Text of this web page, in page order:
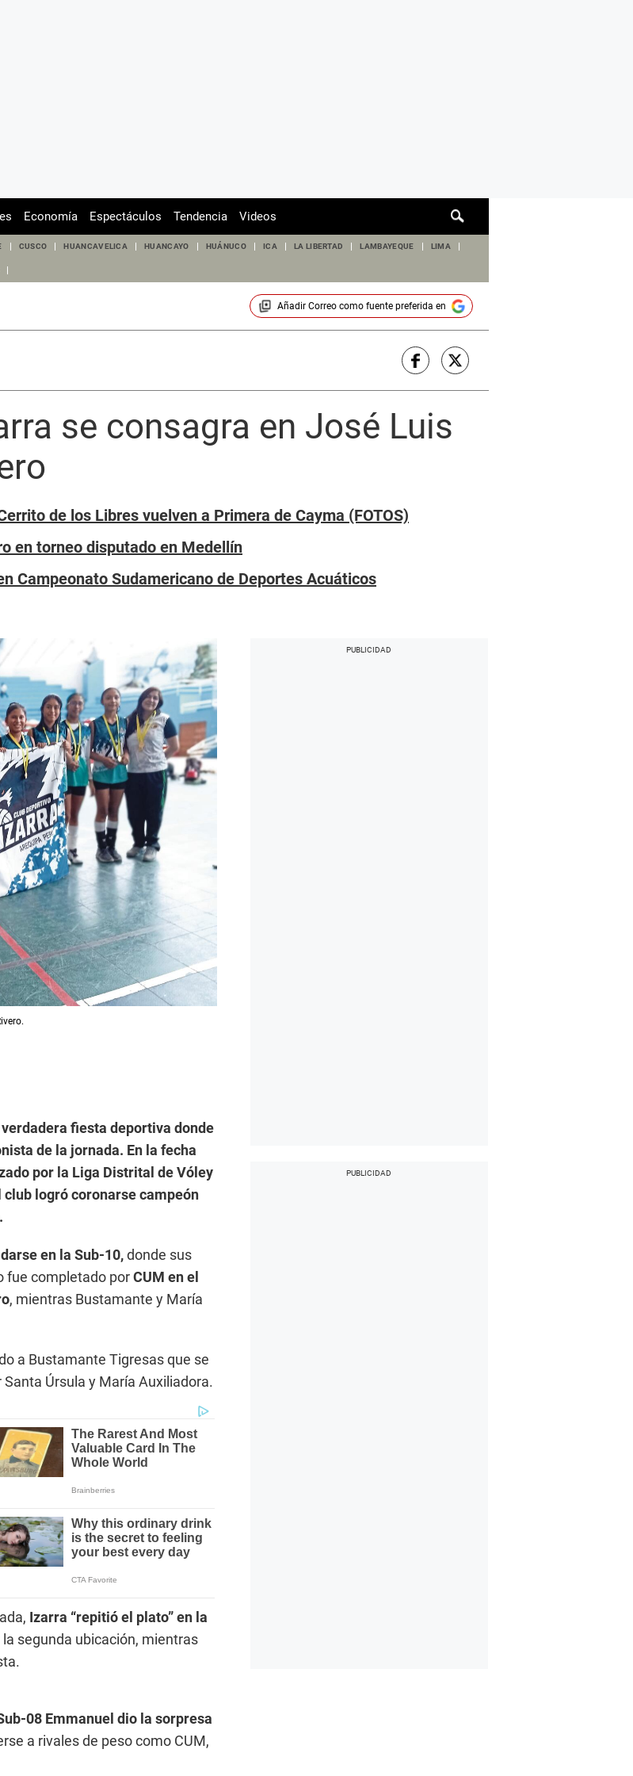
de
Economía Espectáculos Tendencia Videos
CUSCO HUANCAVELICA HUANCAYO HUÁNUCO ICA LA LIBERTAD LAMBAYEQUE LIMA
Añadir Correocomo fuente preferida en
se consagra en José Luis
de los Libres vuelven a Primera de Cayma (FOTOS)
en torneo disputado en Medellín
Campeonato Sudamericano de Deportes Acuáticos
fiesta deportiva donde
de la jornada. En la fecha
por la Liga Distrital de Vóley
logró coronarse campeón
en la Sub-10,donde sus
fue completado porCUM en el
, mientras Bustamante y María
a Bustamante Tigresas que se
Úrsula y María Auxiliadora.
Izarra “repitió el plato” en la
segunda ubicación, mientras
08 Emmanuel dio la sorpresa
a rivales de peso como CUM,